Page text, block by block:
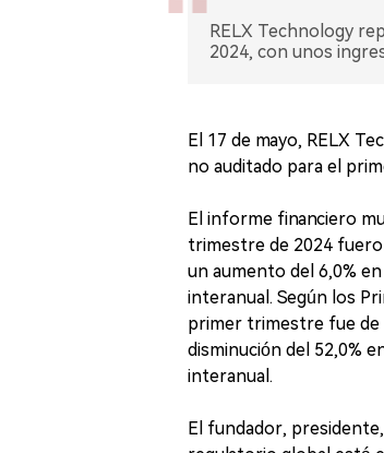
RELX Technology
2024, con unos
El 17 de mayo, RELX
no auditado para el
El informe financiero
trimestre de 2024
un aumento del 6,0%
interanual. Según los
primer trimestre fue de
disminución del 52,0%
interanual.
El fundador,